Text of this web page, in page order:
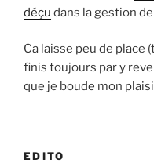
déçu dans la gestion
Ca laisse peu de place
finis toujours par y
que je boude mon
EDITO